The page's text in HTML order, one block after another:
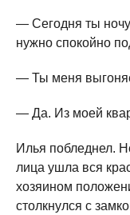
— Сегодня ты
нужно спокойно
— Ты меня
— Да. Из моей
Илья побледнел.
лица ушла вся
хозяином
столкнулся с